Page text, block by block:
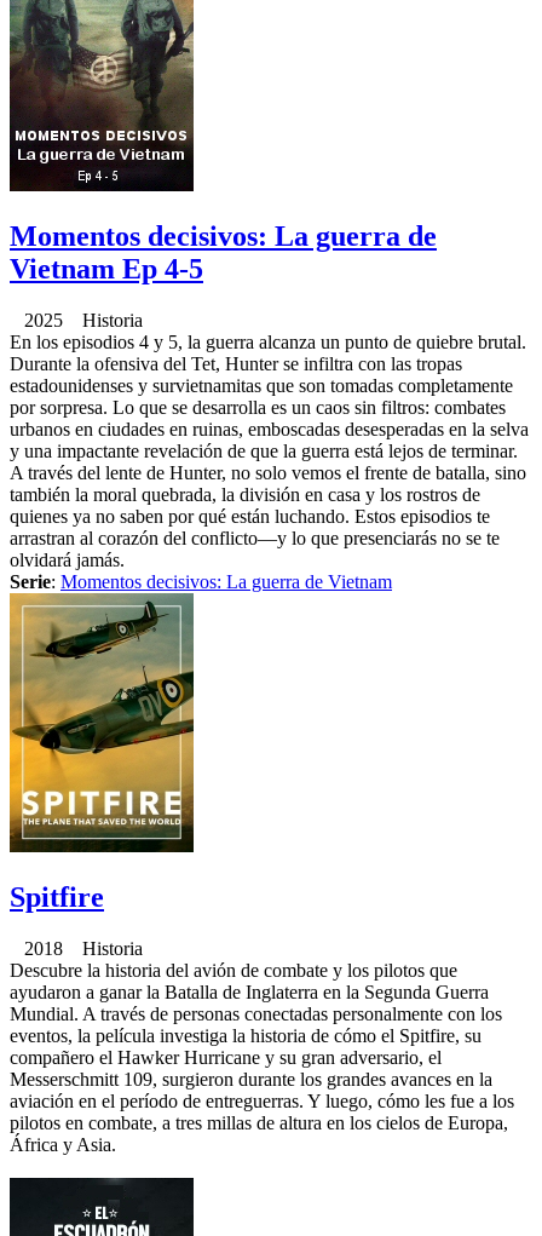
Momentos decisivos: La guerra de
Vietnam Ep 4-5
2025 Historia
En los episodios 4 y 5, la guerra alcanza un punto de quiebre brutal.
Durante la ofensiva del Tet, Hunter se infiltra con las tropas
estadounidenses y survietnamitas que son tomadas completamente
por sorpresa. Lo que se desarrolla es un caos sin filtros: combates
urbanos en ciudades en ruinas, emboscadas desesperadas en la selva
y una impactante revelación de que la guerra está lejos de terminar.
A través del lente de Hunter, no solo vemos el frente de batalla, sino
también la moral quebrada, la división en casa y los rostros de
quienes ya no saben por qué están luchando. Estos episodios te
arrastran al corazón del conflicto—y lo que presenciarás no se te
olvidará jamás.
Serie: Momentos decisivos: La guerra de Vietnam
Spitfire
2018 Historia
Descubre la historia del avión de combate y los pilotos que
ayudaron a ganar la Batalla de Inglaterra en la Segunda Guerra
Mundial. A través de personas conectadas personalmente con los
eventos, la película investiga la historia de cómo el Spitfire, su
compañero el Hawker Hurricane y su gran adversario, el
Messerschmitt 109, surgieron durante los grandes avances en la
aviación en el período de entreguerras. Y luego, cómo les fue a los
pilotos en combate, a tres millas de altura en los cielos de Europa,
África y Asia.